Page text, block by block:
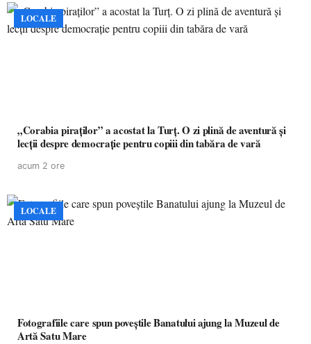
LOCALE
„Corabia piraților” a acostat la Turț. O zi plină de aventură și
lecții despre democrație pentru copiii din tabăra de vară
acum 2 ore
LOCALE
Fotografiile care spun poveștile Banatului ajung la Muzeul de
Artă Satu Mare